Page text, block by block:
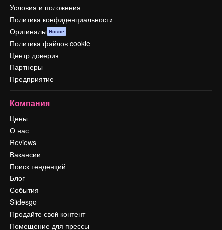
Условия и положения
Политика конфиденциальности
Оригиналы Новое
Политика файлов cookie
Центр доверия
Партнеры
Предприятие
Компания
Цены
О нас
Reviews
Вакансии
Поиск тенденций
Блог
События
Slidesgo
Продайте свой контент
Помещение для прессы